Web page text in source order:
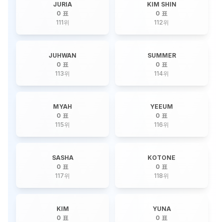
JURIA
0 표
111위
KIM SHIN
0 표
112위
JUHWAN
0 표
113위
SUMMER
0 표
114위
MYAH
0 표
115위
YEEUM
0 표
116위
SASHA
0 표
117위
KOTONE
0 표
118위
KIM
0 표
YUNA
0 표